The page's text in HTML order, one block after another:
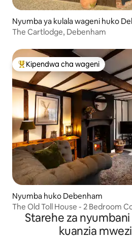
Nyumba ya kulala wageni huko
The Cartlodge, Debenham
Kipendwa maarufu cha wageni
Kipendwa cha wageni
Nyumba huko Debenham
The Old Toll House - 2 Bedroom
Starehe za
kuanzia